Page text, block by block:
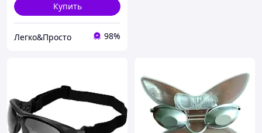
Купить
Легко&Просто 98%